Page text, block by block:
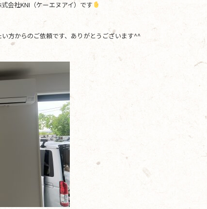
会社KNI（ケーエヌアイ）です
方からのご依頼です、ありがとうございます^^